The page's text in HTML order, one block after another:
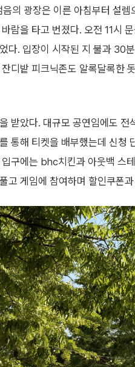
의 광장은 이른 아침부터 설렘
람을 타고 번졌다. 오전 11시
다. 입장이 시작된 지 불과 30
디밭 피크닉존도 알록달록한
받았다. 대규모 공연임에도 전
통해 티켓을 배부했는데 신청
구에는 bhc치킨과 아웃백 스
고 게임에 참여하며 할인쿠폰